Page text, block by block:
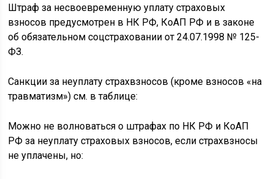
Штраф за несвоевременную уплату страховых
взносов предусмотрен в НК РФ, КоАП РФ и в законе
об обязательном соцстраховании от 24.07.1998 № 125-
ФЗ.
Санкции за неуплату страхвзносов (кроме взносов «на
травматизм») см. в таблице:
Можно не волноваться о штрафах по НК РФ и КоАП
РФ за неуплату страховых взносов, если страхвзносы
не уплачены, но: